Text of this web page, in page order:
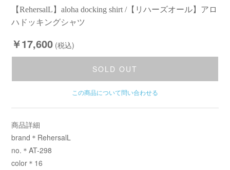
【RehersalL】aloha docking shirt /【リハーズオール】アロ
ハドッキングシャツ
￥17,600 (税込)
SOLD OUT
この商品について問い合わせる
商品詳細
brand＊RehersalL
no.＊AT-298
color＊16